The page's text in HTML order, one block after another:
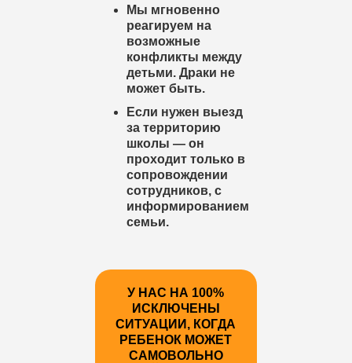
Мы мгновенно
реагируем на
возможные
конфликты между
детьми. Драки не
может быть.
Если нужен выезд
за территорию
школы — он
проходит только в
сопровождении
сотрудников, с
информированием
семьи.
У НАС НА 100%
ИСКЛЮЧЕНЫ
СИТУАЦИИ, КОГДА
РЕБЕНОК МОЖЕТ
САМОВОЛЬНО